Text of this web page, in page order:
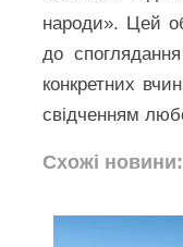
народи». Цей
до
конкретних
свідченням
Схожі новини: